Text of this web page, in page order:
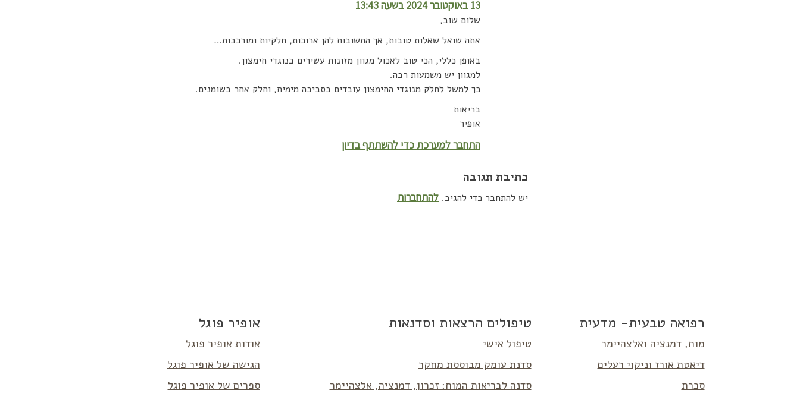
13 באוקטובר 2024 בשעה 13:43
שלום שוב,
אתה שואל שאלות טובות, אך התשובות להן ארוכות, חלקיות ומורכבות…
באופן כללי, הכי טוב לאכול מגוון מזונות עשירים בנוגדי חימצון.
למגוון יש משמעות רבה.
כך למשל לחלק מנוגדי החימצון עובדים בסביבה מימית, וחלק אחר בשומנים.
בריאות
אופיר
התחבר למערכת כדי להשתתף בדיון
כתיבת תגובה
יש להתחבר כדי להגיב. להתחברות
אופיר פוגל
אודות אופיר פוגל
הגישה של אופיר פוגל
ספרים של אופיר פוגל
טיפולים הרצאות וסדנאות
טיפול אישי
סדנת עומק מבוססת מחקר
סדנה לבריאות המוח: זכרון, דמנציה, אלצהיימר
רפואה טבעית- מדעית
מוח, דמנציה ואלצהיימר
דיאטת אורז וניקוי רעלים
סכרת